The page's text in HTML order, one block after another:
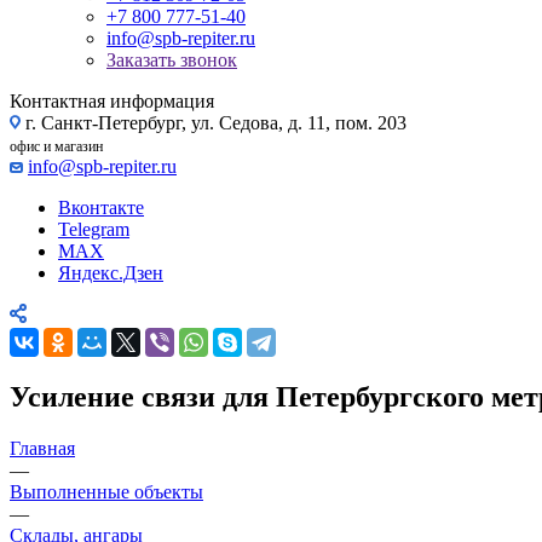
+7 800 777-51-40
info@spb-repiter.ru
Заказать звонок
Контактная информация
г. Санкт-Петербург, ул. Седова, д. 11, пом. 203
офис и магазин
info@spb-repiter.ru
Вконтакте
Telegram
MAX
Яндекс.Дзен
Усиление связи для Петербургского
Главная
—
Выполненные объекты
—
Склады, ангары